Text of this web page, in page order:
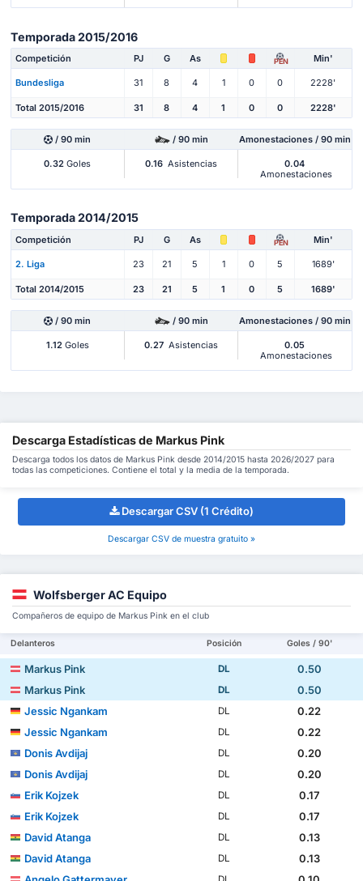
Temporada 2015/2016
Competición PJ G As PEN Min'
Bundesliga 31 8 4 1 0 0 2228'
Total 2015/2016 31 8 4 1 0 0 2228'
/ 90 min / 90 min Amonestaciones / 90 min
0.32 Goles 0.16 Asistencias
0.04
Amonestaciones
Temporada 2014/2015
Competición PJ G As PEN Min'
2. Liga 23 21 5 1 0 5 1689'
Total 2014/2015 23 21 5 1 0 5 1689'
/ 90 min / 90 min Amonestaciones / 90 min
1.12 Goles 0.27 Asistencias
0.05
Amonestaciones
Descarga Estadísticas de Markus Pink
Descarga todos los datos de Markus Pink desde 2014/2015 hasta 2026/2027 para
todas las competiciones. Contiene el total y la media de la temporada.
Descargar CSV (1 Crédito)
Descargar CSV de muestra gratuito »
Wolfsberger AC Equipo
Compañeros de equipo de Markus Pink en el club
Delanteros Posición Goles / 90'
Markus Pink DL
0.50
Markus Pink
DL
0.50
Jessic Ngankam
DL
0.22
Jessic Ngankam
DL
0.22
Donis Avdijaj
DL
0.20
Donis Avdijaj
DL
0.20
Erik Kojzek
DL
0.17
Erik Kojzek
DL
0.17
David Atanga
DL
0.13
David Atanga
DL
0.13